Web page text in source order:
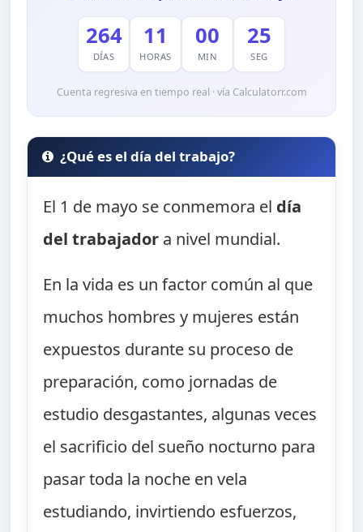
264
DÍAS
11
HORAS
00
MIN
24
SEG
Cuenta regresiva en tiempo real · vía Calculatorr.com
¿Qué es el día del trabajo?
El 1 de mayo se conmemora el día
del trabajador a nivel mundial.
En la vida es un factor común al que
muchos hombres y mujeres están
expuestos durante su proceso de
preparación, como jornadas de
estudio desgastantes, algunas veces
el sacrificio del sueño nocturno para
pasar toda la noche en vela
estudiando, invirtiendo esfuerzos,